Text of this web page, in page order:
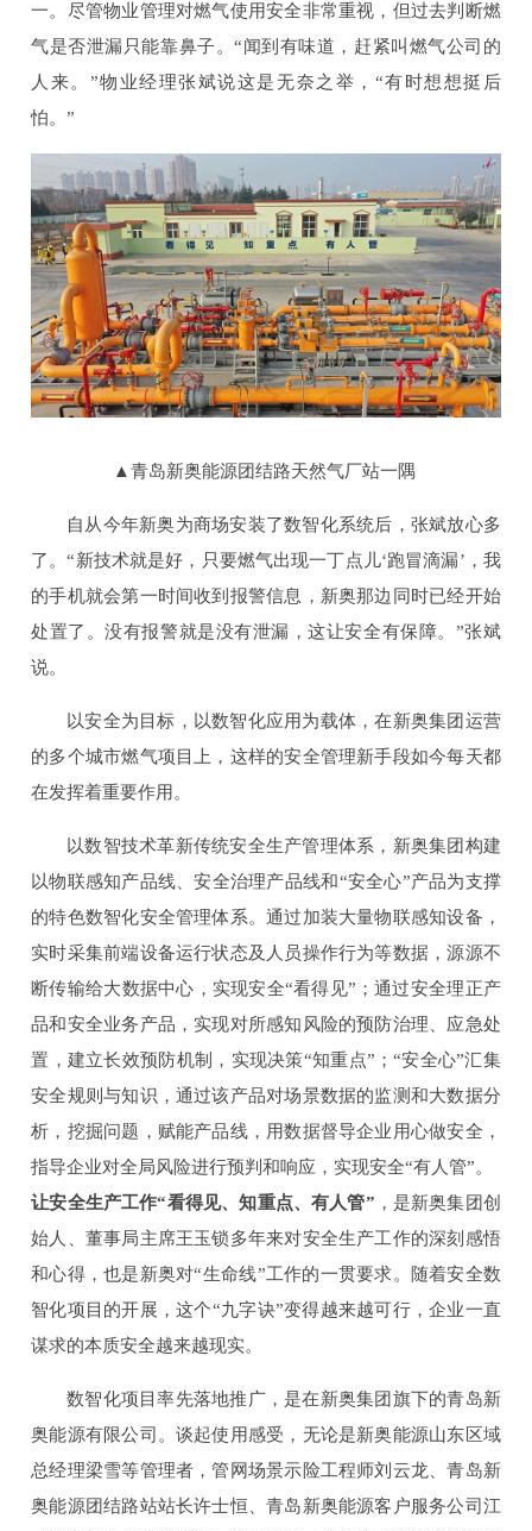
一。尽管物业管理对燃气使用安全非常重视，但过去判断燃
气是否泄漏只能靠鼻子。“闻到有味道，赶紧叫燃气公司的
人来。”物业经理张斌说这是无奈之举，“有时想想挺后
怕。”
▲青岛新奥能源团结路天然气厂站一隅
自从今年新奥为商场安装了数智化系统后，张斌放心多
了。“新技术就是好，只要燃气出现一丁点儿‘跑冒滴漏’，我
的手机就会第一时间收到报警信息，新奥那边同时已经开始
处置了。没有报警就是没有泄漏，这让安全有保障。”张斌
说。
以安全为目标，以数智化应用为载体，在新奥集团运营
的多个城市燃气项目上，这样的安全管理新手段如今每天都
在发挥着重要作用。
以数智技术革新传统安全生产管理体系，新奥集团构建
以物联感知产品线、安全治理产品线和“安全心”产品为支撑
的特色数智化安全管理体系。通过加装大量物联感知设备，
实时采集前端设备运行状态及人员操作行为等数据，源源不
断传输给大数据中心，实现安全“看得见”；通过安全理正产
品和安全业务产品，实现对所感知风险的预防治理、应急处
置，建立长效预防机制，实现决策“知重点”；“安全心”汇集
安全规则与知识，通过该产品对场景数据的监测和大数据分
析，挖掘问题，赋能产品线，用数据督导企业用心做安全，
指导企业对全局风险进行预判和响应，实现安全“有人管”。
让安全生产工作“看得见、知重点、有人管” ，是新奥集团创
始人、董事局主席王玉锁多年来对安全生产工作的深刻感悟
和心得，也是新奥对“生命线”工作的一贯要求。随着安全数
智化项目的开展，这个“九字诀”变得越来越可行，企业一直
谋求的本质安全越来越现实。
数智化项目率先落地推广，是在新奥集团旗下的青岛新
奥能源有限公司。谈起使用感受，无论是新奥能源山东区域
总经理梁雪等管理者，管网场景示险工程师刘云龙、青岛新
奥能源团结路站站长许士恒、青岛新奥能源客户服务公司江